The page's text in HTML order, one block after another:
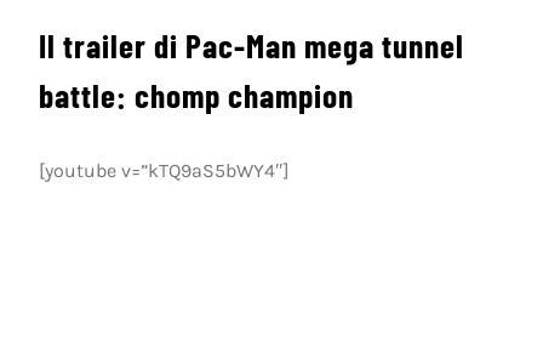
Il trailer di Pac-Man mega tunnel
battle: chomp champion
[youtube v=”kTQ9aS5bWY4″]